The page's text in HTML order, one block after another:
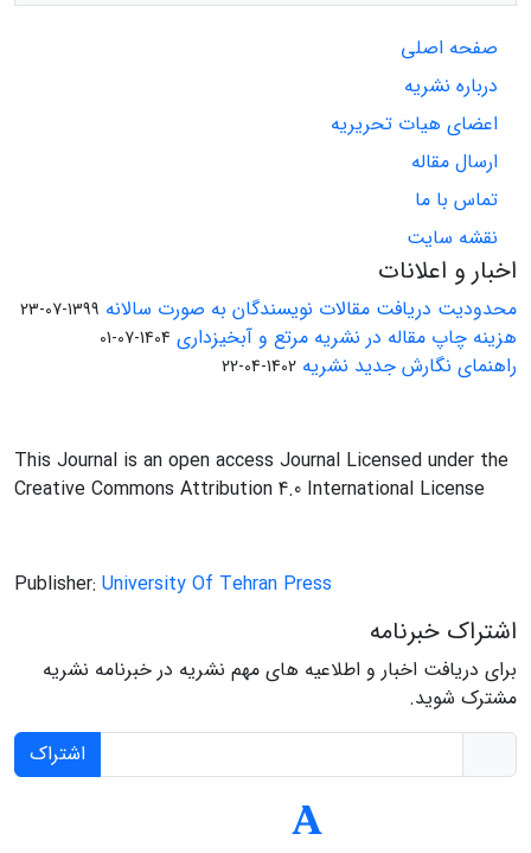
صفحه اصلی
درباره نشریه
اعضای هیات تحریریه
ارسال مقاله
تماس با ما
نقشه سایت
اخبار و اعلانات
محدودیت دریافت مقالات نویسندگان به صورت سالانه 1399-07-23
هزینه چاپ مقاله در نشریه مرتع و آبخیزداری 1404-07-01
راهنمای نگارش جدید نشریه 1402-04-22
This Journal is an open access Journal Licensed under the
Creative Commons Attribution 4.0 International License
Publisher: University Of Tehran Press
اشتراک خبرنامه
برای دریافت اخبار و اطلاعیه های مهم نشریه در خبرنامه نشریه
مشترک شوید.
اشتراک